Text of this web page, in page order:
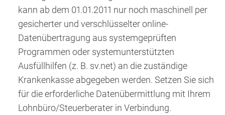
kann ab dem 01.01.2011 nur noch maschinell per
gesicherter und verschlüsselter online-
Datenübertragung aus systemgeprüften
Programmen oder systemunterstützten
Ausfüllhilfen (z. B. sv.net) an die zuständige
Krankenkasse abgegeben werden. Setzen Sie sich
für die erforderliche Datenübermittlung mit Ihrem
Lohnbüro/Steuerberater in Verbindung.